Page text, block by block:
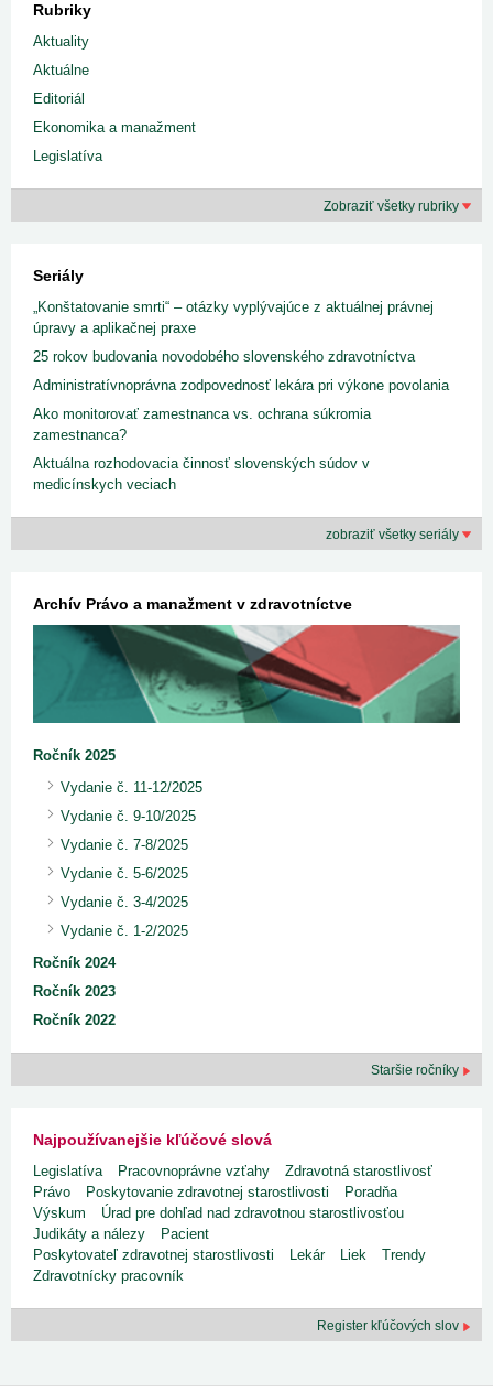
Rubriky
Aktuality
Aktuálne
Editoriál
Ekonomika a manažment
Legislatíva
Zobraziť všetky rubriky
Seriály
„Konštatovanie smrti“ – otázky vyplývajúce z aktuálnej právnej
úpravy a aplikačnej praxe
25 rokov budovania novodobého slovenského zdravotníctva
Administratívnoprávna zodpovednosť lekára pri výkone povolania
Ako monitorovať zamestnanca vs. ochrana súkromia
zamestnanca?
Aktuálna rozhodovacia činnosť slovenských súdov v
medicínskych veciach
zobraziť všetky seriály
Archív Právo a manažment v zdravotníctve
Ročník 2025
Vydanie č. 11-12/2025
Vydanie č. 9-10/2025
Vydanie č. 7-8/2025
Vydanie č. 5-6/2025
Vydanie č. 3-4/2025
Vydanie č. 1-2/2025
Ročník 2024
Ročník 2023
Ročník 2022
Staršie ročníky
Najpoužívanejšie kľúčové slová
Legislatíva Pracovnoprávne vzťahy
Zdravotná starostlivosť
Právo
Poskytovanie zdravotnej starostlivosti
Poradňa
Výskum
Úrad pre dohľad nad zdravotnou starostlivosťou
Judikáty a nálezy
Pacient
Poskytovateľ zdravotnej starostlivosti
Lekár Liek
Trendy
Zdravotnícky pracovník
Register kľúčových slov